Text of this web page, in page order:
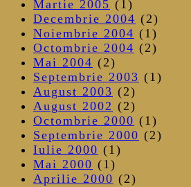
Martie 2005 (1)
Decembrie 2004 (2)
Noiembrie 2004 (1)
Octombrie 2004 (2)
Mai 2004 (2)
Septembrie 2003 (1)
August 2003 (2)
August 2002 (2)
Octombrie 2000 (1)
Septembrie 2000 (2)
Iulie 2000 (1)
Mai 2000 (1)
Aprilie 2000 (2)